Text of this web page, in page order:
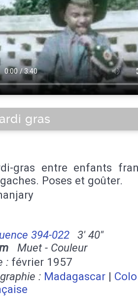
gras
gras entre enfants
Poses et goûter.
394-022
3' 40''
Muet - Couleur
: février 1957
: Madagascar |